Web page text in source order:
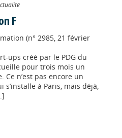
F
(n° 2985, 21 février
ups créé par le PDG du
pour trois mois un
Ce n’est pas encore un
à Paris, mais déjà,